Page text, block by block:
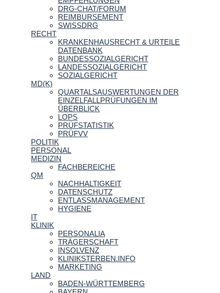
DRG-CHAT/FORUM
REIMBURSEMENT
SWISSDRG
RECHT
KRANKENHAUSRECHT & URTEILE
DATENBANK
BUNDESSOZIALGERICHT
LANDESSOZIALGERICHT
SOZIALGERICHT
MD(K)
QUARTALSAUSWERTUNGEN DER
EINZELFALLPRÜFUNGEN IM
ÜBERBLICK
LOPS
PRÜFSTATISTIK
PRÜFVV
POLITIK
PERSONAL
MEDIZIN
FACHBEREICHE
QM
NACHHALTIGKEIT
DATENSCHUTZ
ENTLASSMANAGEMENT
HYGIENE
IT
KLINIK
PERSONALIA
TRÄGERSCHAFT
INSOLVENZ
KLINIKSTERBEN.INFO
MARKETING
LAND
BADEN-WÜRTTEMBERG